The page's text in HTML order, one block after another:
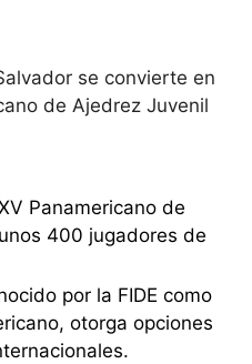
se convierte en
de Ajedrez Juvenil
Panamericano de
400 jugadores de
por la FIDE como
otorga opciones